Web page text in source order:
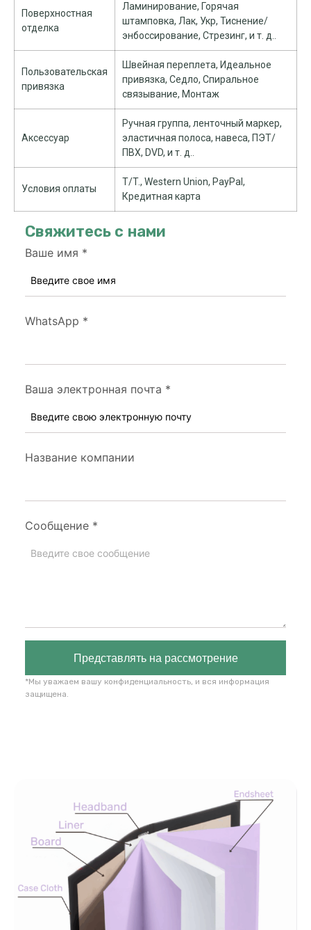
Поверхностная
отделка
Ламинирование, Горячая
штамповка, Лак, Укр, Тиснение/
энбоссирование, Стрезинг, и т. д..
Пользовательская
привязка
Швейная переплета, Идеальное
привязка, Седло, Спиральное
связывание, Монтаж
Аксессуар
Ручная группа, ленточный маркер,
эластичная полоса, навеса, ПЭТ/
ПВХ, DVD, и т. д..
Условия оплаты
T/T., Western Union, PayPal,
Кредитная карта
Свяжитесь с нами
Ваше имя *
WhatsApp *
Ваша электронная почта *
Название компании
Сообщение *
Представлять на рассмотрение
*Мы уважаем вашу конфиденциальность, и вся информация
защищена.